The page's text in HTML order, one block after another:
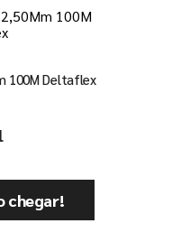
100M Deltaflex
chegar!